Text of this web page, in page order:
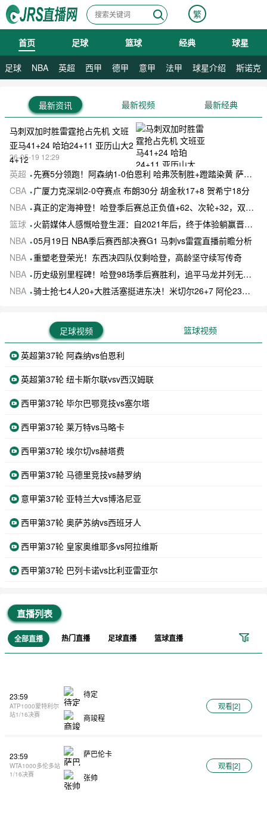
繁
首页 足球 篮球 经典 球星
足球 NBA 英超 西甲 德甲 意甲 法甲 球星介绍 斯诺克
最新资讯 最新视频 最新经典
马刺双加时胜雷霆抢占先机 文班
亚马41+24 哈珀24+11 亚历山大2
4+12
26-05-19 12:29
英超
先赛5分领跑！阿森纳1-0伯恩利 哈弗茨制胜+蹬踏染黄 萨卡献助攻
CBA
广厦力克深圳2-0夺赛点 布朗30分 胡金秋17+8 贺希宁18分
NBA 真正的定海神登！哈登季后赛总正负值+62、次轮+32，双数据领跑骑士全队
篮球
火箭媒体人感慨哈登生涯：自2021年后，终于体验躺赢晋级滋味
NBA 05月19日 NBA季后赛西部决赛G1 马刺vs雷霆直播前瞻分析
NBA 重塑老登荣光！东西决四队仅剩哈登，高龄坚守续写传奇
NBA
历史级别里程碑！哈登98场季后赛胜利，追平马龙并列无冠球员历史第一
NBA 骑士抢七4人20+大胜活塞挺进东决！米切尔26+7 阿伦23分 梅里尔23分 詹金斯17分
足球视频 篮球视频
英超第37轮 阿森纳vs伯恩利
英超第37轮 纽卡斯尔联vsv西汉姆联
西甲第37轮 毕尔巴鄂竞技vs塞尔塔
西甲第37轮 莱万特vs马略卡
西甲第37轮 埃尔切vs赫塔费
西甲第37轮 马德里竞技vs赫罗纳
意甲第37轮 亚特兰大vs博洛尼亚
西甲第37轮 奥萨苏纳vs西班牙人
西甲第37轮 皇家奥维耶多vs阿拉维斯
西甲第37轮 巴列卡诺vs比利亚雷亚尔
直播列表
全部直播 热门直播 足球直播 篮球直播
08月07日 星期五
23:59
ATP1000蒙特利尔
站1/16决赛
待定
商竣程
观看[2]
23:59
WTA1000多伦多站
1/16决赛
萨巴伦卡
张帅
观看[2]
08月08日 星期六